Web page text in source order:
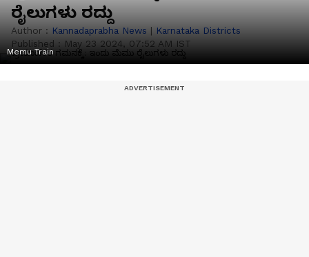
ರೈಲುಗಳು ರದ್ದು
Author : Kannadaprabha News | Karnataka Districts
Published : May 23 2024, 07:52 AM IST
Memu Train